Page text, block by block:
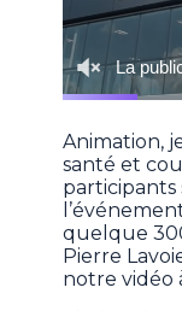
Animation,
santé et
participants
quelque
Pierre
notre vidéo